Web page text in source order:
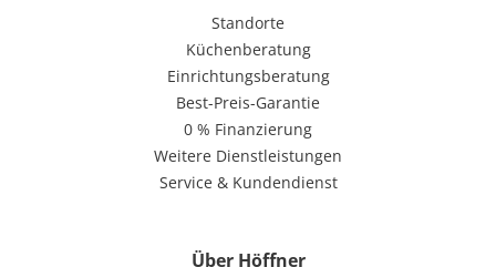
Standorte
Küchenberatung
Einrichtungsberatung
Best-Preis-Garantie
0 % Finanzierung
Weitere Dienstleistungen
Service & Kundendienst
Über Höffner